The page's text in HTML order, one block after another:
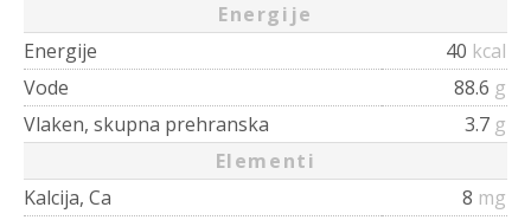
Energije
Energije
40 kcal
Vode
88.6 g
Vlaken, skupna prehranska
3.7 g
Elementi
Kalcija, Ca
8 mg